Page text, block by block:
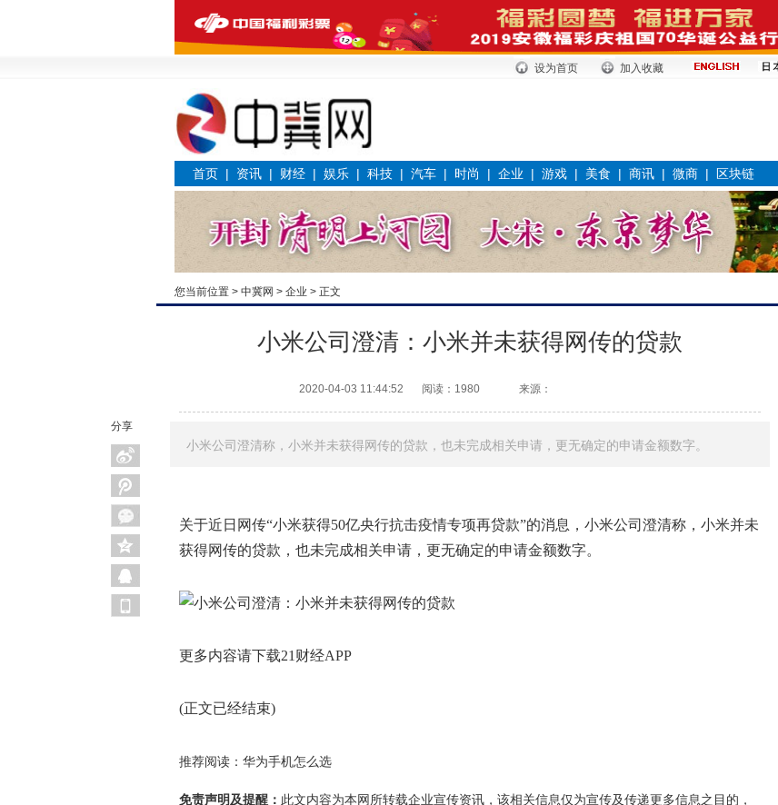
设为首页 加入收藏
首页 | 资讯 | 财经 | 娱乐 | 科技 | 汽车 | 时尚 | 企业 | 游戏 | 美食 | 商讯 | 微商 | 区块链
您当前位置 > 中冀网 > 企业 > 正文
分享
小米公司澄清：小米并未获得网传的贷款
2020-04-03 11:44:52 阅读：1980 来源：
小米公司澄清称，小米并未获得网传的贷款，也未完成相关申请，更无确定的申请金额数字。
关于近日网传“小米获得50亿央行抗击疫情专项再贷款”的消息，小米公司澄清称，小米并未
获得网传的贷款，也未完成相关申请，更无确定的申请金额数字。
更多内容请下载21财经APP
(正文已经结束)
推荐阅读： 华为手机怎么选
免责声明及提醒： 此文内容为本网所转载企业宣传资讯，该相关信息仅为宣传及传递更多信息之目的，